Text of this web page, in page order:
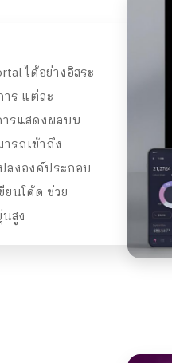
ได้อย่างอิสระ
ร แต่ละ
ารแสดงผลบน
รถเข้าถึง
งองค์ประกอบ
นโค้ด ช่วย
สูง